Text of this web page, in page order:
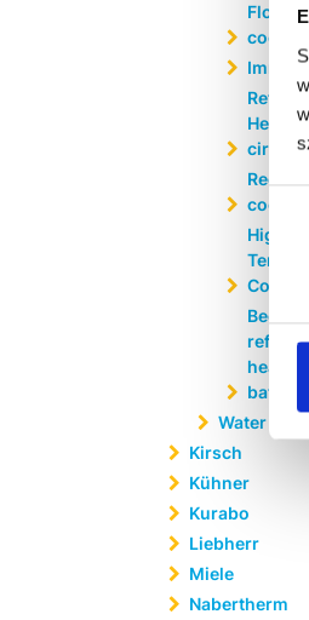
Flow-
coolers
coolers
Highly
Beer
bath
Water baths
Kirsch
Kühner
Kurabo
Liebherr
Miele
Nabertherm